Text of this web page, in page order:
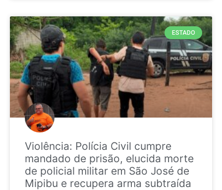
ESTADO
Violência: Polícia Civil cumpre
mandado de prisão, elucida morte
de policial militar em São José de
Mipibu e recupera arma subtraída